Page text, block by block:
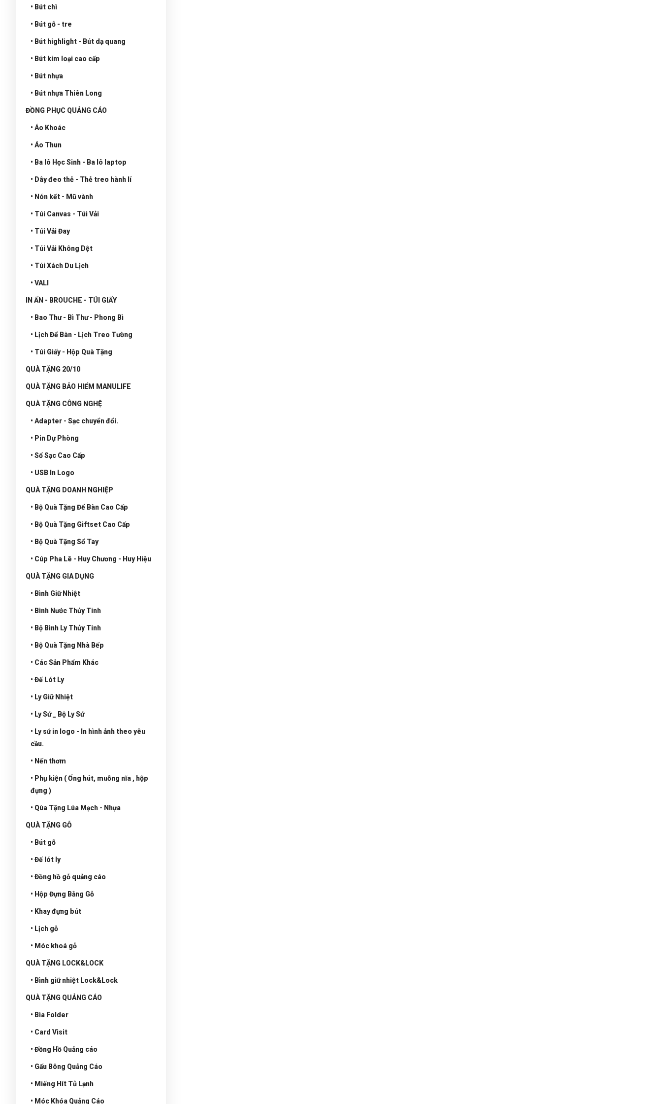
• Bút chì
• Bút gỗ - tre
• Bút highlight - Bút dạ quang
• Bút kim loại cao cấp
• Bút nhựa
• Bút nhựa Thiên Long
ĐỒNG PHỤC QUẢNG CÁO
• Áo Khoác
• Áo Thun
• Ba lô Học Sinh - Ba lô laptop
• Dây đeo thẻ - Thẻ treo hành lí
• Nón kết - Mũ vành
• Túi Canvas - Túi Vải
• Túi Vải Đay
• Túi Vải Không Dệt
• Túi Xách Du Lịch
• VALI
IN ẤN - BROUCHE - TÚI GIẤY
• Bao Thư - Bì Thư - Phong Bì
• Lịch Để Bàn - Lịch Treo Tường
• Túi Giấy - Hộp Quà Tặng
QUÀ TẶNG 20/10
QUÀ TẶNG BẢO HIỂM MANULIFE
QUÀ TẶNG CÔNG NGHỆ
• Adapter - Sạc chuyển đổi.
• Pin Dự Phòng
• Sổ Sạc Cao Cấp
• USB In Logo
QUÀ TẶNG DOANH NGHIỆP
• Bộ Quà Tặng Để Bàn Cao Cấp
• Bộ Quà Tặng Giftset Cao Cấp
• Bộ Quà Tặng Sổ Tay
• Cúp Pha Lê - Huy Chương - Huy Hiệu
QUÀ TẶNG GIA DỤNG
• Bình Giữ Nhiệt
• Bình Nước Thủy Tinh
• Bộ Bình Ly Thủy Tinh
• Bộ Quà Tặng Nhà Bếp
• Các Sản Phẩm Khác
• Đế Lót Ly
• Ly Giữ Nhiệt
• Ly Sứ _ Bộ Ly Sứ
• Ly sứ in logo - In hình ảnh theo yêu
cầu.
• Nến thơm
• Phụ kiện ( Ống hút, muỗng nĩa , hộp
đựng )
• Qùa Tặng Lúa Mạch - Nhựa
QUÀ TẶNG GỖ
• Bút gỗ
• Đế lót ly
• Đồng hồ gỗ quảng cáo
• Hộp Đựng Bằng Gỗ
• Khay đựng bút
• Lịch gỗ
• Móc khoá gỗ
QUÀ TẶNG LOCK&LOCK
• Bình giữ nhiệt Lock&Lock
QUÀ TẶNG QUẢNG CÁO
• Bìa Folder
• Card Visit
• Đồng Hồ Quảng cáo
• Gấu Bông Quảng Cáo
• Miếng Hít Tủ Lạnh
• Móc Khóa Quảng Cáo